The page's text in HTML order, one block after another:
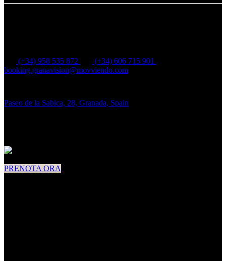
(+34) 958 535 872
(+34) 606 715 901
booking.granavision@movviendo.com
Paseo de la Sabica, 28, Granada, Spain
PRENOTA ORA